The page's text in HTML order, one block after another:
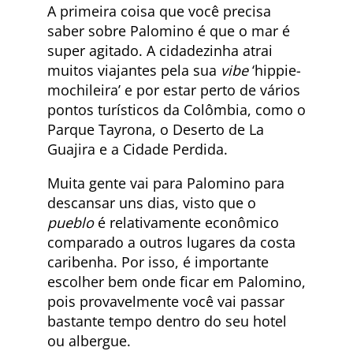
A primeira coisa que você precisa
saber sobre Palomino é que o mar é
super agitado. A cidadezinha atrai
muitos viajantes pela sua vibe‘hippie-
mochileira’ e por estar perto de vários
pontos turísticos da Colômbia, como o
Parque Tayrona, o Deserto de La
Guajira e a Cidade Perdida.
Muita gente vai para Palomino para
descansar uns dias, visto que o
puebloé relativamente econômico
comparado a outros lugares da costa
caribenha. Por isso, é importante
escolher bem onde ficar em Palomino,
pois provavelmente você vai passar
bastante tempo dentro do seu hotel
ou albergue.